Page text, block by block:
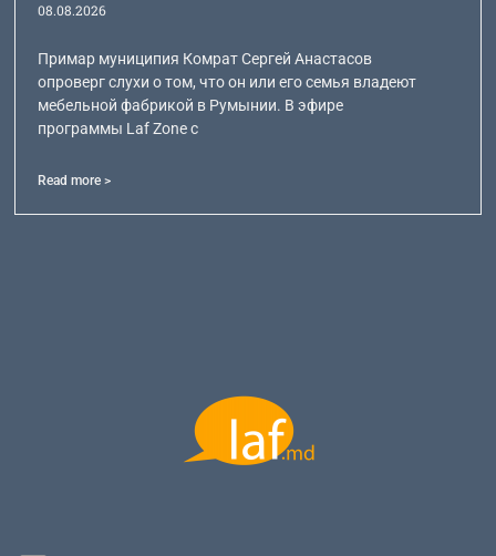
08.08.2026
Примар муниципия Комрат Сергей Анастасов
опроверг слухи о том, что он или его семья владеют
мебельной фабрикой в Румынии. В эфире
программы Laf Zone с
Read more >